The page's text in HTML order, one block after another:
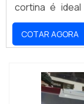
cortina é
oferece aos
Além disso,
compra ainda
COTAR AGORA